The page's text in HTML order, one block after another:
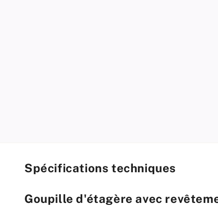
Spécifications techniques
Goupille d'étagère avec